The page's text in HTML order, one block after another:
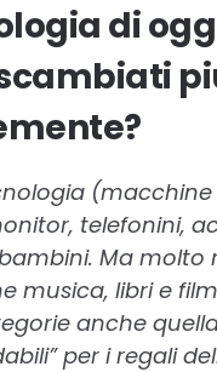
di
(macchine
telefonini,
Ma molto
musica, libri e
anche
per i regali